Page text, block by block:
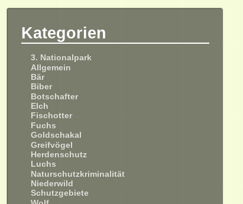
Kategorien
3. Nationalpark
Allgemein
Bär
Biber
Botschafter
Elch
Fischotter
Fuchs
Goldschakal
Greifvögel
Herdenschutz
Luchs
Naturschutzkriminalität
Niederwild
Schutzgebiete